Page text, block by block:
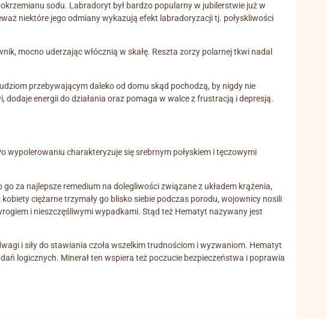
sodu. Labradoryt był bardzo popularny w jubilerstwie już w
niektóre jego odmiany wykazują efekt labradoryzacji tj. połyskliwości
mocno uderzając włócznią w skałę. Reszta zorzy polarnej tkwi nadal
przebywającym daleko od domu skąd pochodzą, by nigdy nie
energii do działania oraz pomaga w walce z frustracją i depresją.
wypolerowaniu charakteryzuje się srebrnym połyskiem i tęczowymi
za najlepsze remedium na dolegliwości związane z układem krążenia,
ciężarne trzymały go blisko siebie podczas porodu, wojownicy nosili
i nieszczęśliwymi wypadkami. Stąd też Hematyt nazywany jest
i siły do stawiania czoła wszelkim trudnościom i wyzwaniom. Hematyt
logicznych. Minerał ten wspiera też poczucie bezpieczeństwa i poprawia